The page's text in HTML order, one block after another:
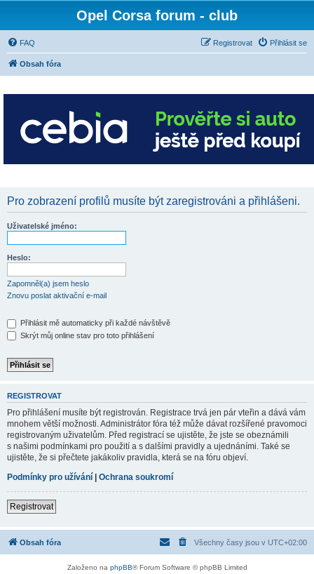
Opel Corsa forum - club
FAQ Přihlásit se
Registrovat
Obsah fóra
Pro zobrazení profilů musíte být zaregistrováni a přihlášeni.
Uživatelské jméno:
Heslo:
Zapomněl(a) jsem heslo
Znovu poslat aktivační e-mail
Přihlásit mě automaticky při každé návštěvě
Skrýt můj online stav pro toto přihlášení
REGISTROVAT
Pro přihlášení musíte být registrován. Registrace trvá jen pár vteřin a dává vám
mnohem větší možnosti. Administrátor fóra též může dávat rozšířené pravomoci
registrovaným uživatelům. Před registrací se ujistěte, že jste se obeznámili
s našimi podmínkami pro použití a s dalšími pravidly a ujednáními. Také se
ujistěte, že si přečtete jakákoliv pravidla, která se na fóru objeví.
Podmínky pro užívání | Ochrana soukromí
Registrovat
Obsah fóra Všechny časy jsou v UTC+02:00
Založeno na phpBB® Forum Software © phpBB Limited